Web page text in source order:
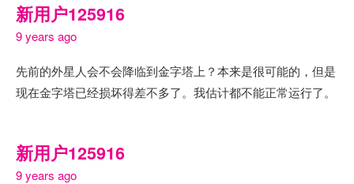
新用户125916
9 years ago
先前的外星人会不会降临到金字塔上？本来是很可能的，但是
现在金字塔已经损坏得差不多了。我估计都不能正常运行了。
新用户125916
9 years ago